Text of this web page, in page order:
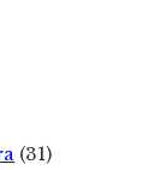
(31)